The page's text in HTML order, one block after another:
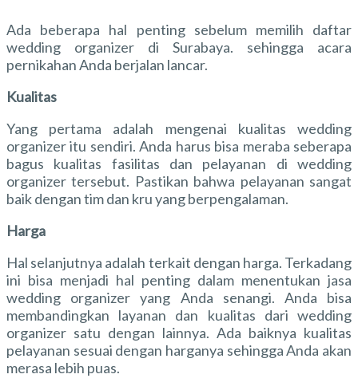
Ada beberapa hal penting sebelum memilih daftar
wedding organizer di Surabaya. sehingga acara
pernikahan Anda berjalan lancar.
Kualitas
Yang pertama adalah mengenai kualitas wedding
organizer itu sendiri. Anda harus bisa meraba seberapa
bagus kualitas fasilitas dan pelayanan di wedding
organizer tersebut. Pastikan bahwa pelayanan sangat
baik dengan tim dan kru yang berpengalaman.
Harga
Hal selanjutnya adalah terkait dengan harga. Terkadang
ini bisa menjadi hal penting dalam menentukan jasa
wedding organizer yang Anda senangi. Anda bisa
membandingkan layanan dan kualitas dari wedding
organizer satu dengan lainnya. Ada baiknya kualitas
pelayanan sesuai dengan harganya sehingga Anda akan
merasa lebih puas.